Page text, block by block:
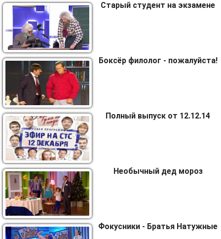
Старый студент на экзамене
Боксёр филолог - пожалуйста!
Полный выпуск от 12.12.14
Необычный дед мороз
Фокусники - Братья Натужные